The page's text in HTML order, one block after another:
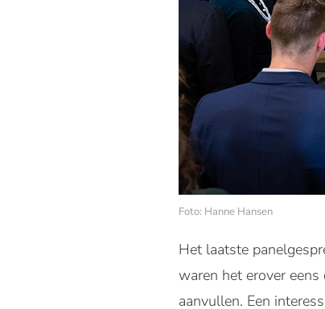
Foto: Hanne Hansen
Het laatste
waren het erover
aanvullen. Een